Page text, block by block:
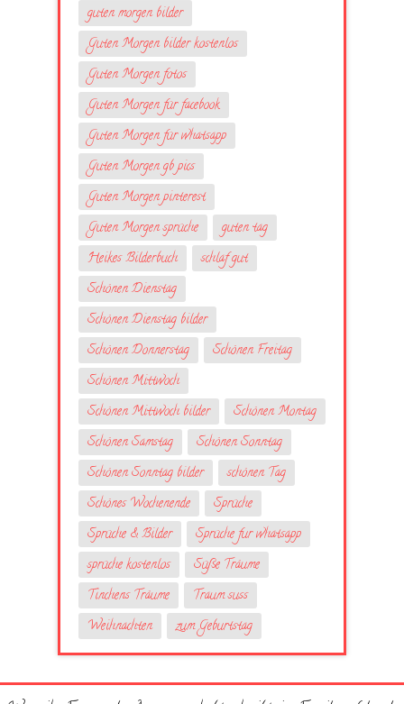
guten morgen bilder
Guten Morgen bilder kostenlos
Guten Morgen fotos
Guten Morgen für facebook
Guten Morgen für whatsapp
Guten Morgen gb pics
Guten Morgen pinterest
Guten Morgen sprüche
guten tag
Heikes Bilderbuch
schlaf gut
Schönen Dienstag
Schönen Dienstag bilder
Schönen Donnerstag
Schönen Freitag
Schönen Mittwoch
Schönen Mittwoch bilder
Schönen Montag
Schönen Samstag
Schönen Sonntag
Schönen Sonntag bilder
schönen Tag
Schönes Wochenende
Sprüche
Sprüche & Bilder
Sprüche fur whatsapp
sprüche kostenlos
Süße Träume
Tinchens Träume
Traum suss
Weihnachten
zum Geburtstag